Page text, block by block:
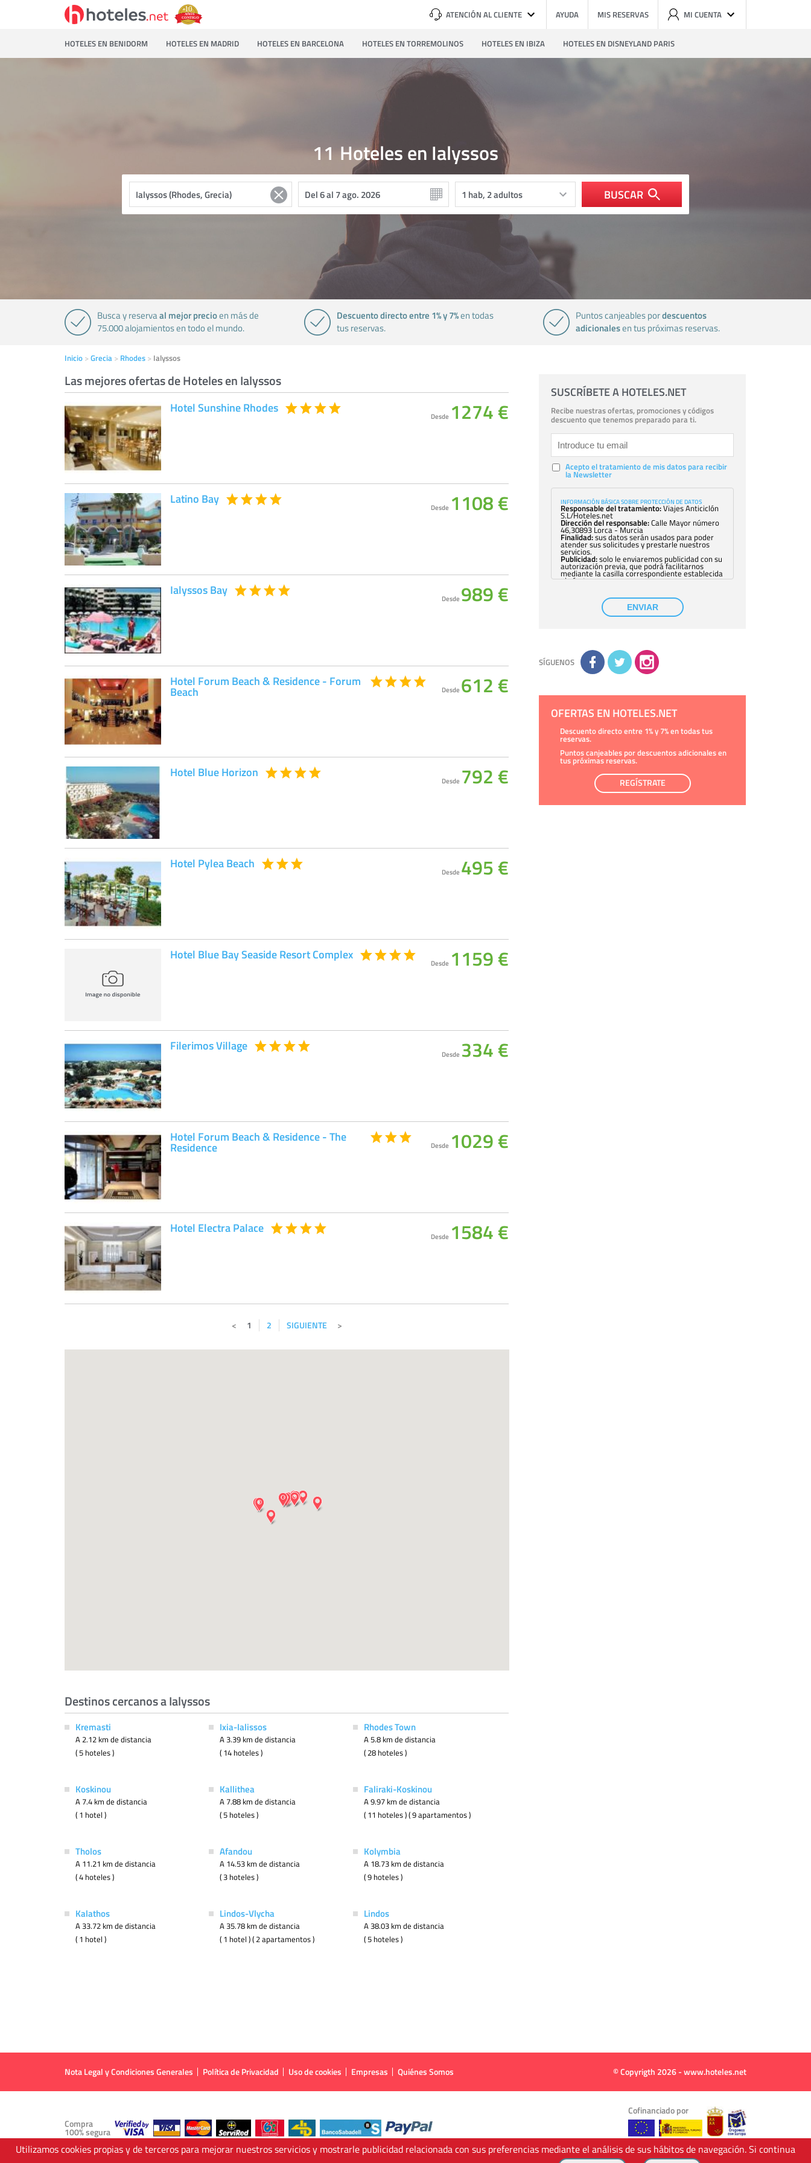
ATENCIÓN AL CLIENTE AYUDA MIS RESERVAS MI CUENTA
HOTELES EN BENIDORM HOTELES EN MADRID HOTELES EN BARCELONA HOTELES EN TORREMOLINOS HOTELES EN IBIZA HOTELES EN DISNEYLAND PARIS
Hoteles en Ialyssos
11
BUSCAR
Busca y reservaal mejor precioen más de
75.000 alojamientos en todo el mundo.
Descuento directo entre 1% y 7%en todas
tus reservas.
Puntos canjeables pordescuentos
adicionalesen tus próximas reservas.
Inicio Grecia Rhodes Ialyssos
Las mejores ofertas de Hoteles en Ialyssos
Hotel Sunshine Rhodes
Desde 1274 €
Latino Bay
Desde 1108 €
Ialyssos Bay
Desde 989 €
Hotel Forum Beach & Residence - Forum
Beach Desde 612 €
Hotel Blue Horizon
Desde 792 €
Hotel Pylea Beach
Desde 495 €
Hotel Blue Bay Seaside Resort Complex
Desde 1159 €
Filerimos Village
Desde 334 €
Hotel Forum Beach & Residence - The
Residence Desde 1029 €
Hotel Electra Palace
Desde 1584 €
1 2 SIGUIENTE
Destinos cercanos a Ialyssos
Kremasti
A 2.12 km de distancia
( 5 hoteles )
Ixia-Ialissos
A 3.39 km de distancia
( 14 hoteles )
Rhodes Town
A 5.8 km de distancia
( 28 hoteles )
Koskinou
A 7.4 km de distancia
( 1 hotel )
Kallithea
A 7.88 km de distancia
( 5 hoteles )
Faliraki-Koskinou
A 9.97 km de distancia
( 11 hoteles ) ( 9 apartamentos )
Tholos
A 11.21 km de distancia
( 4 hoteles )
Afandou
A 14.53 km de distancia
( 3 hoteles )
Kolymbia
A 18.73 km de distancia
( 9 hoteles )
Kalathos
A 33.72 km de distancia
( 1 hotel )
Lindos-Vlycha
A 35.78 km de distancia
( 1 hotel ) ( 2 apartamentos )
Lindos
A 38.03 km de distancia
( 5 hoteles )
SUSCRÍBETE A HOTELES.NET
Recibe nuestras ofertas, promociones y códigos
descuento que tenemos preparado para ti.
Acepto el tratamiento de mis datos para recibir
la Newsletter
INFORMACIÓN BÁSICA SOBRE PROTECCIÓN DE DATOS
Responsable del tratamiento:Viajes Anticiclón
S.L/Hoteles.net
Dirección del responsable:Calle Mayor número
46,30893 Lorca - Murcia
Finalidad:sus datos serán usados para poder
atender sus solicitudes y prestarle nuestros
servicios.
Publicidad:solo le enviaremos publicidad con su
autorización previa, que podrá facilitarnos
mediante la casilla correspondiente establecida
al efecto.
con su consentimiento previo, que podrá
facilitarnos mediante la casilla correspondiente
establecida al efecto.
Destinatarios:con carácter general, sólo el
Derechos:tiene derecho a saber qué
información tenemos sobre usted, corregirla y
eliminarla, tal y como se explica en la
información adicional disponible en nuestra
la información adicional y detallada sobre cómo
ENVIAR
SÍGUENOS
OFERTAS EN HOTELES.NET
Descuento directo entre 1% y 7% en todas tus
reservas.
Puntos canjeables por descuentos adicionales en
tus próximas reservas.
REGÍSTRATE
Nota Legal y Condiciones Generales Política de Privacidad Uso de cookies Empresas Quiénes Somos © Copyrigth 2026 - www.hoteles.net
Compra
100% segura
Cofinanciado por
Utilizamos cookies propias y de terceros para mejorar nuestros servicios y mostrarle publicidad relacionada con sus preferencias mediante el análisis de sus hábitos de navegación. Si continua